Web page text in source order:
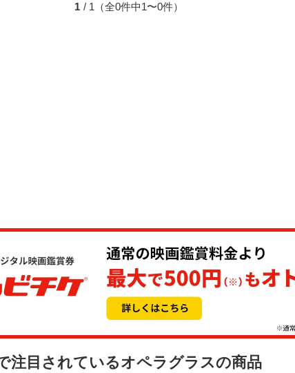
1 / 1（全0件中1〜0件）
注目されているオペラグラスの商品